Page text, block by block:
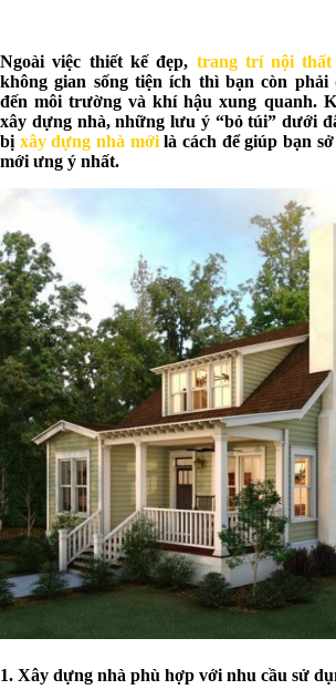
Ngoài việc thiết kế đẹp, trang trí nội thất
không gian sống tiện ích thì bạn còn phải
đến môi trường và khí hậu xung quanh.
xây dựng nhà, những lưu ý “bỏ túi” dưới
bị xây dựng nhà mớilà cách để giúp bạn
mới ưng ý nhất.
1. Xây dựng nhà phù hợp với nhu cầu sử